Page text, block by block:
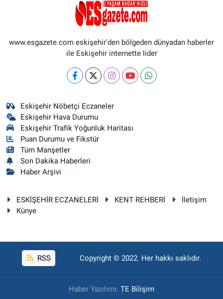
www.esgazete.com eskişehir'den bölgeden dünyadan haberler
ile Eskişehir internette lider
Eskişehir Nöbetçi Eczaneler
Eskişehir Hava Durumu
Eskişehir Trafik Yoğunluk Haritası
Puan Durumu ve Fikstür
Tüm Manşetler
Son Dakika Haberleri
Haber Arşivi
ESKİŞEHİR ECZANELERİ KENT REHBERİ
İletişim
Künye
RSS Copyright © 2022. Her hakkı saklıdır.
Haber Yazılımı: TE Bilişim